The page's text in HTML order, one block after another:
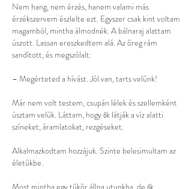
Nem hang, nem érzés, hanem valami más
érzékszervem észlelte ezt. Egyszer csak kint voltam
magamból, mintha álmodnék. A bálnaraj alattam
úszott. Lassan ereszkedtem alá. Az öreg rám
sandított, és megszólalt:
– Megérteted a hívást. Jól van, tarts velünk!
Már nem volt testem, csupán lélek és szellemként
úsztam velük. Láttam, hogy ők látják a víz alatti
színeket, áramlatokat, rezgéseket.
Alkalmazkodtam hozzájuk. Szinte belesimultam az
életükbe.
Most mintha egy tükör állna utunkba, de ők